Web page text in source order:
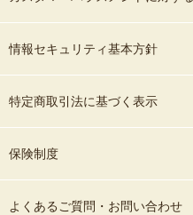
情報セキュリティ基本方針
特定商取引法に基づく表示
保険制度
よくあるご質問・お問い合わせ